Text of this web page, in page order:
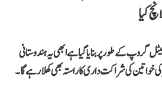
گروپ کے طور پر بنایا گیاہے ابھی یہ ہندوستانی
خواتین کی شراکت داری کا راستہ بھی کھلا رہے گا۔